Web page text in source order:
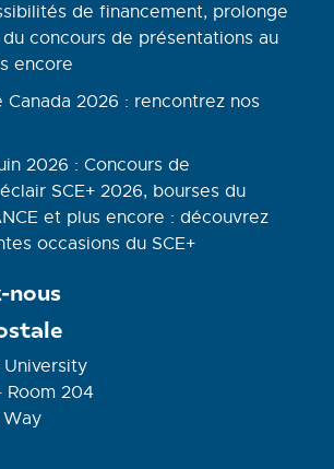
de financement, prolonge
concours de présentations au
encore
Canada 2026 : rencontrez nos
2026 : Concours de
SCE+ 2026, bourses du
et plus encore : découvrez
occasions du SCE+
nous
University
Room 204